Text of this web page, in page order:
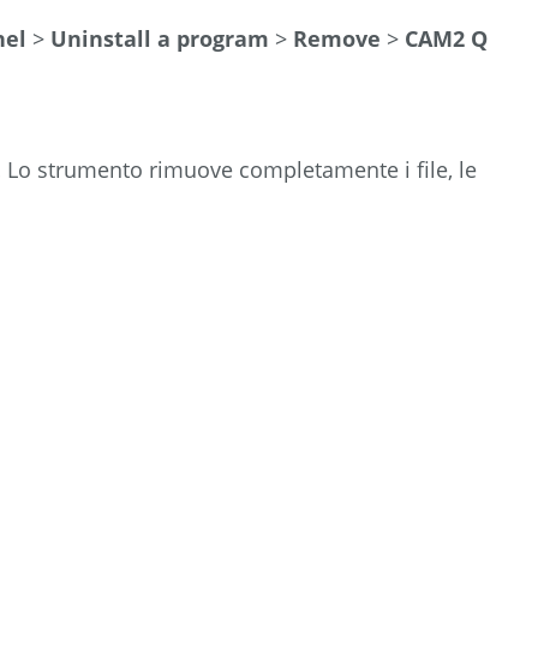
> Uninstall a program > Remove > CAM2 Q
Lo strumento rimuove completamente i file, le